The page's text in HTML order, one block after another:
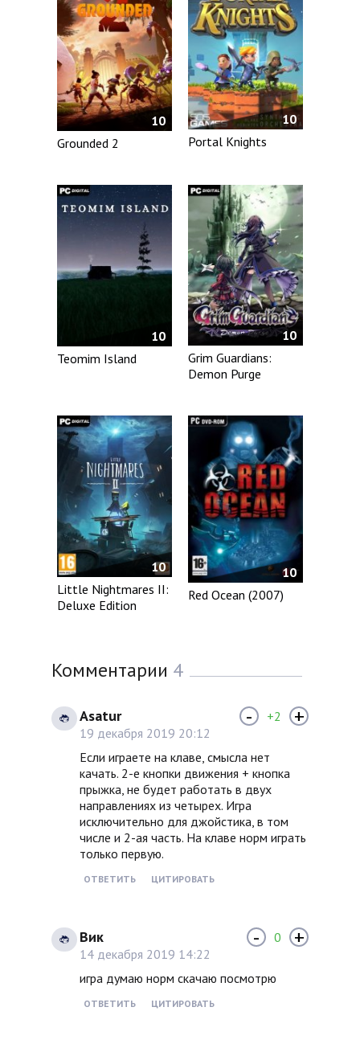
10
Grounded 2
10
Portal Knights
10
Teomim Island
10
Grim Guardians:
Demon Purge
10
Little Nightmares II:
Deluxe Edition
10
Red Ocean (2007)
Комментарии 4
Asatur
19 декабря 2019 20:12
Если играете на клаве, смысла нет
качать. 2-е кнопки движения + кнопка
прыжка, не будет работать в двух
направлениях из четырех. Игра
исключительно для джойстика, в том
числе и 2-ая часть. На клаве норм играть
только первую.
ОТВЕТИТЬ ЦИТИРОВАТЬ
- +2 +
Вик
14 декабря 2019 14:22
игра думаю норм скачаю посмотрю
ОТВЕТИТЬ ЦИТИРОВАТЬ
- 0 +